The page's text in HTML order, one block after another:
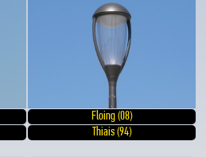
Floing (08)
Thiais (94)